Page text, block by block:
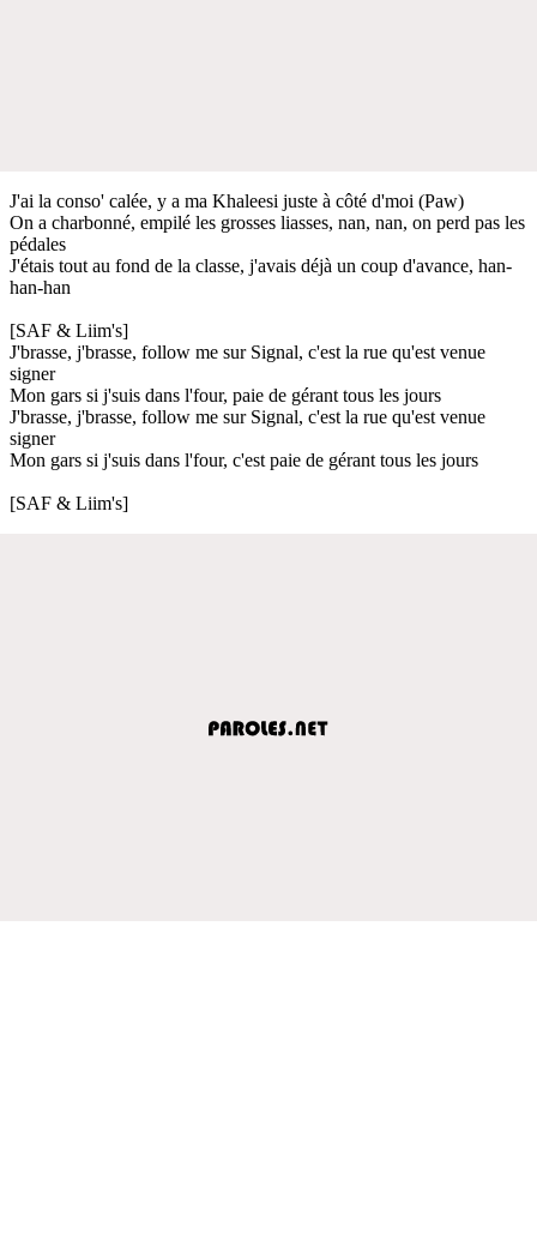
J'ai la conso' calée, y a ma Khaleesi juste à côté d'moi (Paw)
On a charbonné, empilé les grosses liasses, nan, nan, on perd pas les
pédales
J'étais tout au fond de la classe, j'avais déjà un coup d'avance, han-
han-han
[SAF & Liim's]
J'brasse, j'brasse, follow me sur Signal, c'est la rue qu'est venue
signer
Mon gars si j'suis dans l'four, paie de gérant tous les jours
J'brasse, j'brasse, follow me sur Signal, c'est la rue qu'est venue
signer
Mon gars si j'suis dans l'four, c'est paie de gérant tous les jours
[SAF & Liim's]